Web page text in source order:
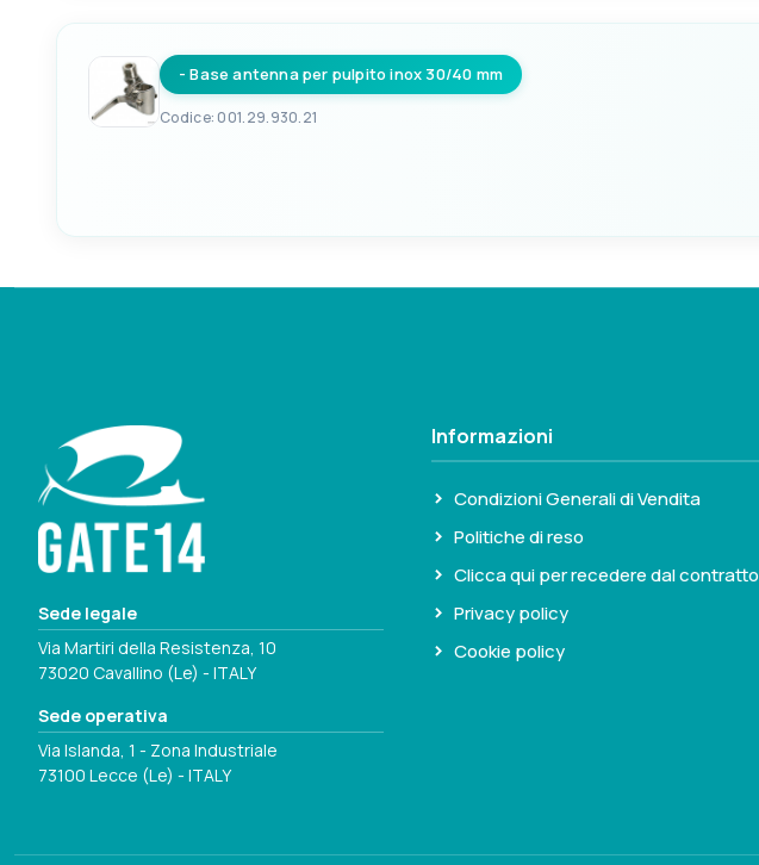
- Base antenna per pulpito inox 30/40 mm
Codice: 001.29.930.21
Sede legale
Via Martiri della Resistenza, 10
73020 Cavallino (Le) - ITALY
Sede operativa
Via Islanda, 1 - Zona Industriale
73100 Lecce (Le) - ITALY
Informazioni
Condizioni Generali di Vendita
Politiche di reso
Clicca qui per recedere dal contratto
Privacy policy
Cookie policy